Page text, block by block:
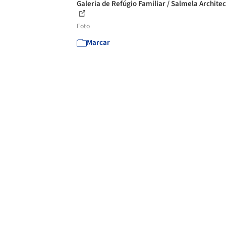
Galeria de Refúgio Familiar / Salmela
Foto
Marcar